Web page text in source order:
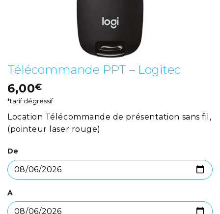
Télécommande PPT – Logitec
6,00€
*tarif dégressif
Location Télécommande de présentation sans fil,
(pointeur laser rouge)
De
A